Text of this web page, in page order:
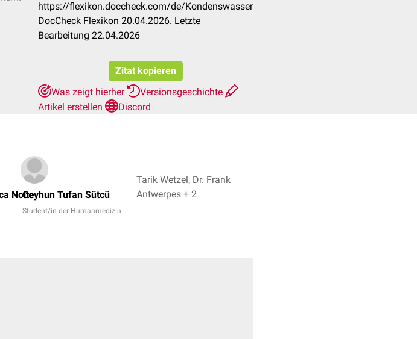
https://flexikon.doccheck.com/de/Kondenswasser
DocCheck Flexikon 20.04.2026. Letzte
Bearbeitung 22.04.2026
Zitat kopieren
Was zeigt hierher
Versionsgeschichte
Artikel erstellen
Discord
NolteCeyhun Tufan Sütcü
Student/in der Humanmedizin
Tarik Wetzel, Dr. Frank
Antwerpes + 2